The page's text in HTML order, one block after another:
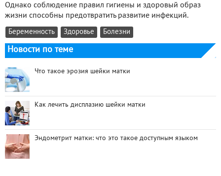
Однако соблюдение правил гигиены и здоровый образ
жизни способны предотвратить развитие инфекций.
Беременность Здоровье Болезни
Новости по теме
Что такое эрозия шейки матки
Как лечить дисплазию шейки матки
Эндометрит матки: что это такое доступным языком